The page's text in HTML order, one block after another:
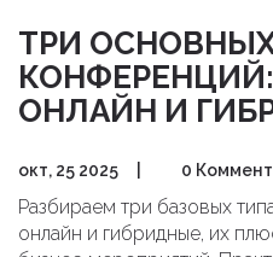
ТРИ
ОНЛАЙН И
окт, 25 2025 0
Разбираем три базовых
онлайн и гибридные, их